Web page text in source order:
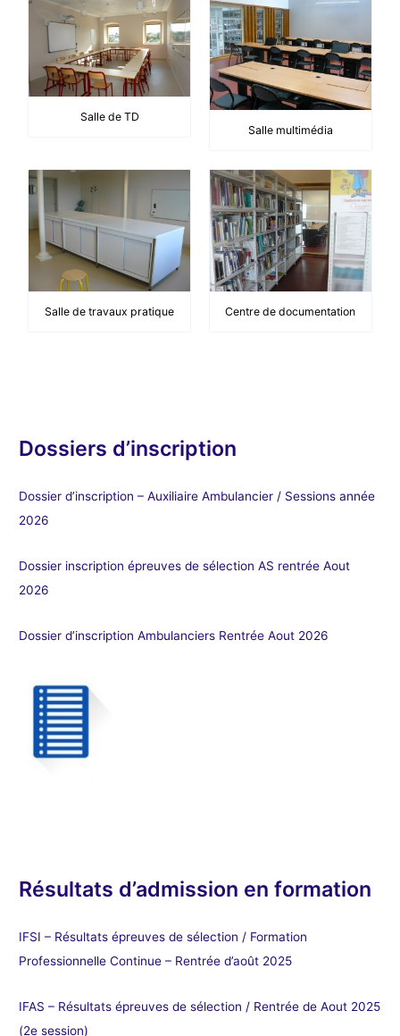
Salle de TD
Salle multimédia
Salle de travaux pratique Centre de documentation
Dossiers d’inscription
Dossier d’inscription – Auxiliaire Ambulancier / Sessions année
2026
Dossier inscription épreuves de sélection AS rentrée Aout
2026
Dossier d’inscription Ambulanciers Rentrée Aout 2026
Résultats d’admission en formation
IFSI – Résultats épreuves de sélection / Formation
Professionnelle Continue – Rentrée d’août 2025
IFAS – Résultats épreuves de sélection / Rentrée de Aout 2025
(2e session)